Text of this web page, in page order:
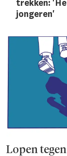
trekken:
jongeren'
Lopen